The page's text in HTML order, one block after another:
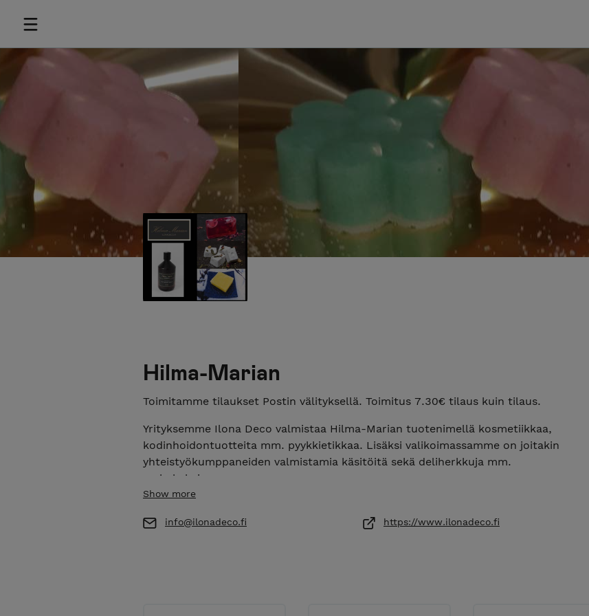
Hilma-Marian
Toimitamme tilaukset Postin välityksellä. Toimitus 7.30€ tilaus kuin tilaus.
Yrityksemme Ilona Deco valmistaa Hilma-Marian tuotenimellä kosmetiikkaa,
kodinhoidontuotteita mm. pyykkietikkaa. Lisäksi valikoimassamme on joitakin
yhteistyökumppaneiden valmistamia käsitöitä sekä deliherkkuja mm.
makukahvia.
tuoksuvasta pyykkietikasta kodin siivoustuotteisiin sekä delituotteita. Hilma-
Show more
info@ilonadeco.fi https://www.ilonadeco.fi